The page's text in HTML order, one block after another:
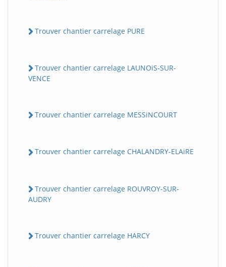
Trouver chantier carrelage PURE
Trouver chantier carrelage LAUNOiS-SUR-
VENCE
Trouver chantier carrelage MESSiNCOURT
Trouver chantier carrelage CHALANDRY-ELAiRE
Trouver chantier carrelage ROUVROY-SUR-
AUDRY
Trouver chantier carrelage HARCY